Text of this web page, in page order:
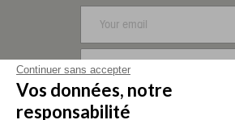
Continuer sans accepter
Vos données, notre
responsabilité